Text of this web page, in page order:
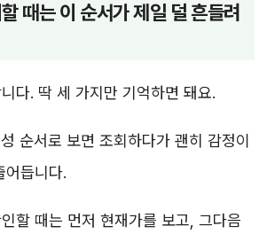
때는 이 순서가 제일 덜 흔들려
다. 딱 세 가지만 기억하면 돼요.
순서로 보면 조회하다가 괜히 감정이
어듭니다.
할 때는 먼저 현재가를 보고, 그다음